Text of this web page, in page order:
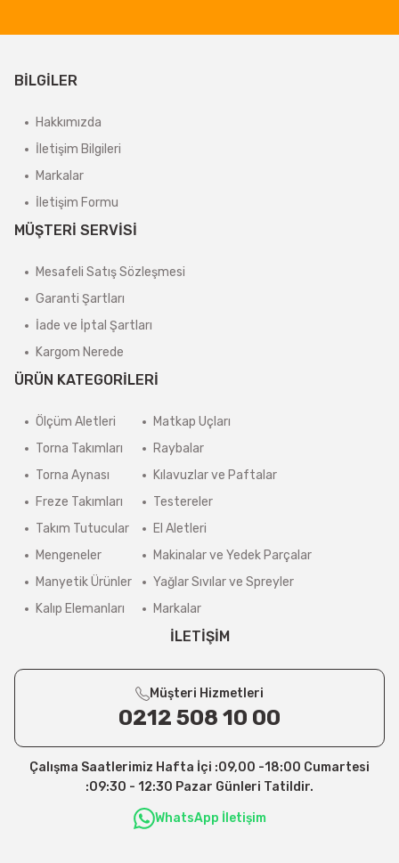
BİLGİLER
Hakkımızda
İletişim Bilgileri
Markalar
İletişim Formu
MÜŞTERİ SERVİSİ
Mesafeli Satış Sözleşmesi
Garanti Şartları
İade ve İptal Şartları
Kargom Nerede
ÜRÜN KATEGORİLERİ
Ölçüm Aletleri
Torna Takımları
Torna Aynası
Freze Takımları
Takım Tutucular
Mengeneler
Manyetik Ürünler
Kalıp Elemanları
Matkap Uçları
Raybalar
Kılavuzlar ve Paftalar
Testereler
El Aletleri
Makinalar ve Yedek Parçalar
Yağlar Sıvılar ve Spreyler
Markalar
İLETİŞİM
Müşteri Hizmetleri
0212 508 10 00
Çalışma Saatlerimiz Hafta İçi :09,00 -18:00 Cumartesi
:09:30 - 12:30 Pazar Günleri Tatildir.
WhatsApp İletişim